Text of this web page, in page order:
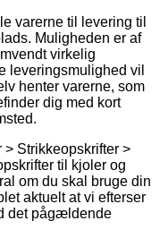
varerne til levering til
Muligheden er af
virkelig
leveringsmulighed vil
henter varerne, som
dig med kort
> Strikkeopskrifter >
til kjoler og
om du skal bruge din
aktuelt at vi efterser
det pågældende